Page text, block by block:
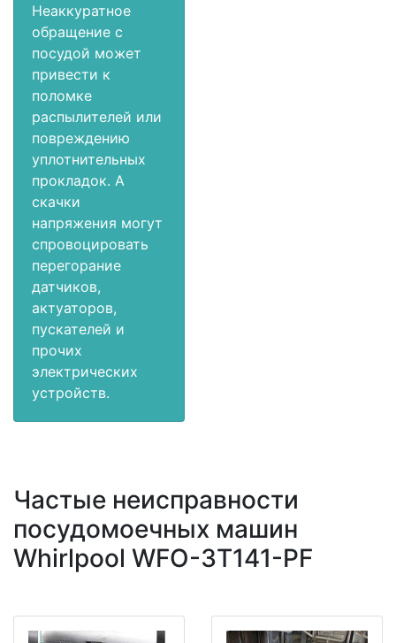
Неаккуратное
обращение с
посудой может
привести к
поломке
распылителей или
повреждению
уплотнительных
прокладок. А
скачки
напряжения могут
спровоцировать
перегорание
датчиков,
актуаторов,
пускателей и
прочих
электрических
устройств.
Частые неисправности
посудомоечных машин
Whirlpool WFO-3T141-PF